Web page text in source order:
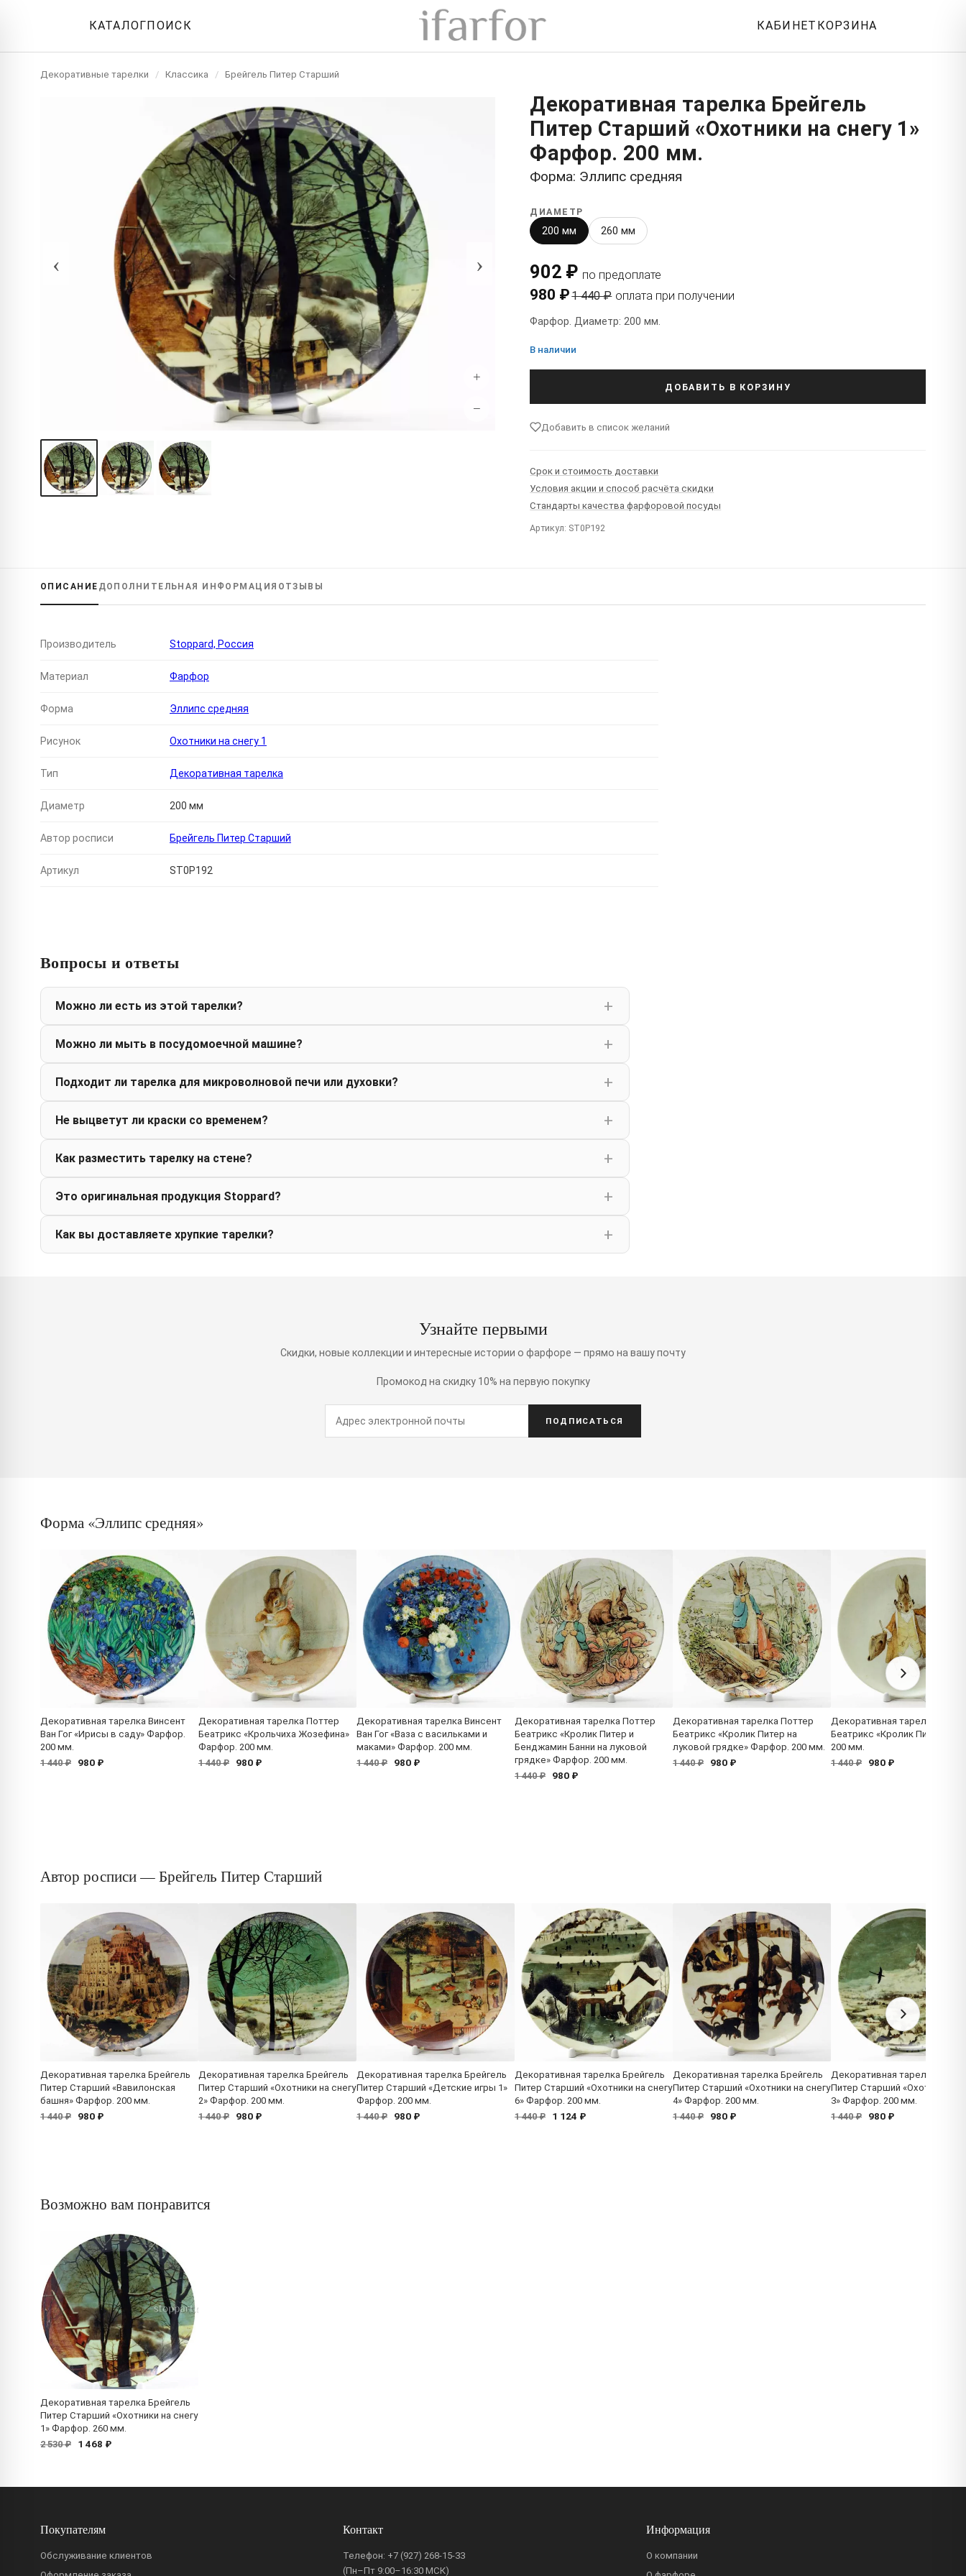
КАТАЛОГПОИСК КАБИНЕТ КОРЗИНА
Декоративные тарелки / Классика / Брейгель Питер Старший
‹ ›
+
−
Декоративная тарелка Брейгель
Питер Старший «Охотники на снегу 1»
Фарфор. 200 мм.
Форма: Эллипс средняя
ДИАМЕТР
200 мм 260 мм
902 ₽ по предоплате
980 ₽1 440 ₽ оплата при получении
Фарфор. Диаметр: 200 мм.
В наличии
ДОБАВИТЬ В КОРЗИНУ
Добавить в список желаний
Срок и стоимость доставки
Условия акции и способ расчёта скидки
Стандарты качества фарфоровой посуды
Артикул: ST0P192
ОПИСАНИЕ ДОПОЛНИТЕЛЬНАЯ ИНФОРМАЦИЯ ОТЗЫВЫ
Производитель Stoppard, Россия
Материал Фарфор
Форма Эллипс средняя
Рисунок Охотники на снегу 1
Тип Декоративная тарелка
Диаметр 200 мм
Автор росписи Брейгель Питер Старший
Артикул ST0P192
Вопросы и ответы
Можно ли есть из этой тарелки?
Можно ли мыть в посудомоечной машине?
Подходит ли тарелка для микроволновой печи или духовки?
Не выцветут ли краски со временем?
Как разместить тарелку на стене?
Это оригинальная продукция Stoppard?
Как вы доставляете хрупкие тарелки?
Узнайте первыми
Скидки, новые коллекции и интересные истории о фарфоре — прямо на вашу почту
Промокод на скидку 10% на первую покупку
ПОДПИСАТЬСЯ
Форма «Эллипс средняя»
Декоративная тарелка Винсент
Ван Гог «Ирисы в саду» Фарфор.
200 мм.
1 440 ₽
980 ₽
Декоративная тарелка Поттер
Беатрикс «Крольчиха Жозефина»
Фарфор. 200 мм.
1 440 ₽
980 ₽
Декоративная тарелка Винсент
Ван Гог «Ваза с васильками и
маками» Фарфор. 200 мм.
1 440 ₽
980 ₽
Декоративная тарелка Поттер
Беатрикс «Кролик Питер и
Бенджамин Банни на луковой
грядке» Фарфор. 200 мм.
1 440 ₽
980 ₽
Декоративная тарелка Поттер
Беатрикс «Кролик Питер на
луковой грядке» Фарфор. 200 мм.
1 440 ₽
980 ₽
Декоративная тарелка
Беатрикс «Кролик Питер»
200 мм.
1 440 ₽
980 ₽
Автор росписи — Брейгель Питер Старший
Декоративная тарелка Брейгель
Питер Старший «Вавилонская
башня» Фарфор. 200 мм.
1 440 ₽
980 ₽
Декоративная тарелка Брейгель
Питер Старший «Охотники на снегу
2» Фарфор. 200 мм.
1 440 ₽
980 ₽
Декоративная тарелка Брейгель
Питер Старший «Детские игры 1»
Фарфор. 200 мм.
1 440 ₽
980 ₽
Декоративная тарелка Брейгель
Питер Старший «Охотники на снегу
6» Фарфор. 200 мм.
1 440 ₽
1 124 ₽
Декоративная тарелка Брейгель
Питер Старший «Охотники на снегу
4» Фарфор. 200 мм.
1 440 ₽
980 ₽
Декоративная тарелка
Питер Старший «Охотники на
3» Фарфор. 200 мм.
1 440 ₽
980 ₽
Возможно вам понравится
Декоративная тарелка Брейгель
Питер Старший «Охотники на снегу
1» Фарфор. 260 мм.
2 530 ₽
1 468 ₽
Покупателям
Обслуживание клиентов
Контакт
Телефон: +7 (927) 268-15-33
(Пн–Пт 9:00–16:30 МСК)
Информация
О компании